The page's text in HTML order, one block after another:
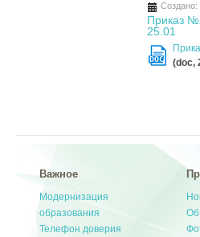
Создано:
Приказ
25.01
DOC
(doc,
Важное
Модернизация
образования
Телефон доверия